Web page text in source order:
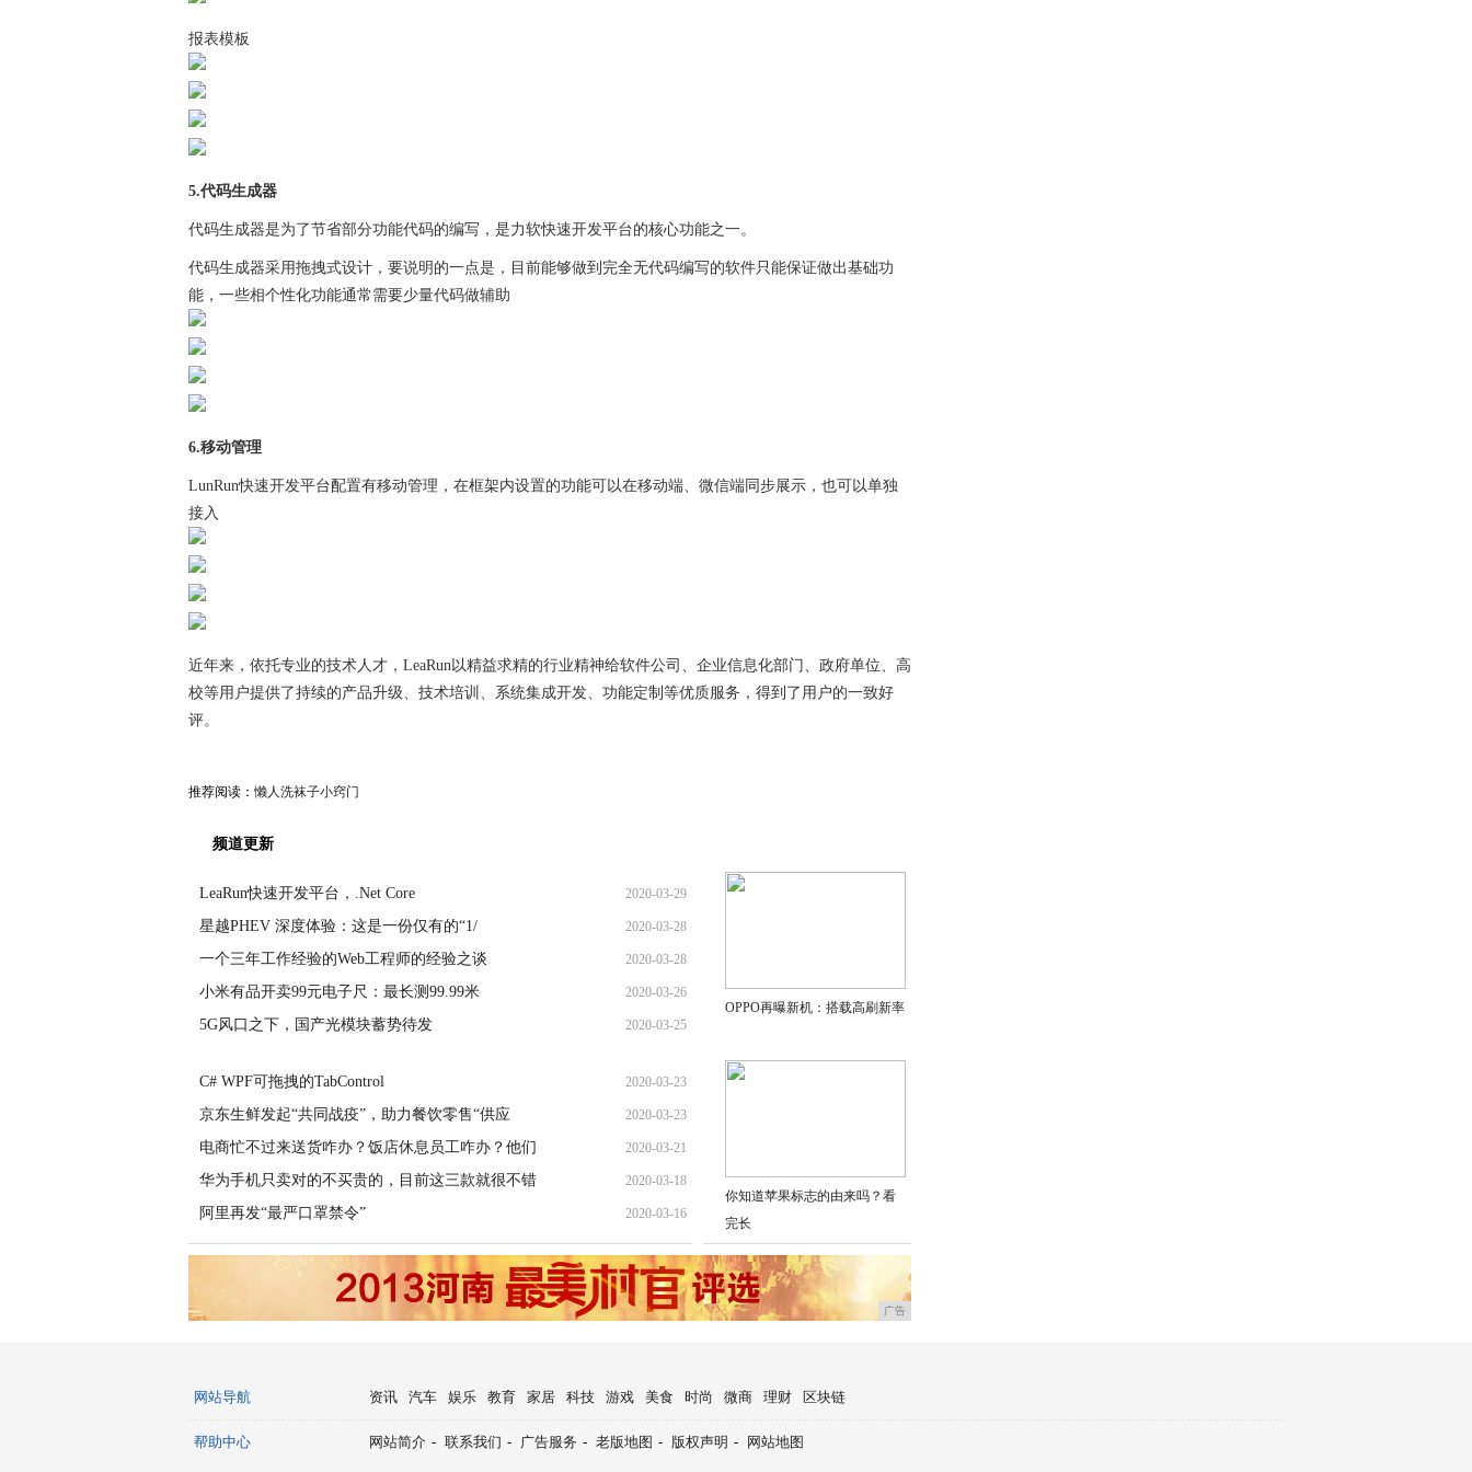
报表模板
5.代码生成器
代码生成器是为了节省部分功能代码的编写，是力软快速开发平台的核心功能之一。
代码生成器采用拖拽式设计，要说明的一点是，目前能够做到完全无代码编写的软件只能保证做出基础功
能，一些相个性化功能通常需要少量代码做辅助
6.移动管理
LunRun快速开发平台配置有移动管理，在框架内设置的功能可以在移动端、微信端同步展示，也可以单独
接入
近年来，依托专业的技术人才，LeaRun以精益求精的行业精神给软件公司、企业信息化部门、政府单位、高
校等用户提供了持续的产品升级、技术培训、系统集成开发、功能定制等优质服务，得到了用户的一致好
评。
推荐阅读：懒人洗袜子小窍门
频道更新
LeaRun快速开发平台，.Net Core 2020-03-29
星越PHEV 深度体验：这是一份仅有的“1/ 2020-03-28
一个三年工作经验的Web工程师的经验之谈 2020-03-28
小米有品开卖99元电子尺：最长测99.99米 2020-03-26
5G风口之下，国产光模块蓄势待发 2020-03-25
C# WPF可拖拽的TabControl 2020-03-23
京东生鲜发起“共同战疫”，助力餐饮零售“供应 2020-03-23
电商忙不过来送货咋办？饭店休息员工咋办？他们 2020-03-21
华为手机只卖对的不买贵的，目前这三款就很不错 2020-03-18
阿里再发“最严口罩禁令” 2020-03-16
OPPO再曝新机：搭载高刷新率
你知道苹果标志的由来吗？看
完长
广告
网站导航 资讯 汽车 娱乐 教育 家居 科技 游戏 美食 时尚 微商 理财 区块链
帮助中心 网站简介 - 联系我们 - 广告服务 - 老版地图 - 版权声明 - 网站地图